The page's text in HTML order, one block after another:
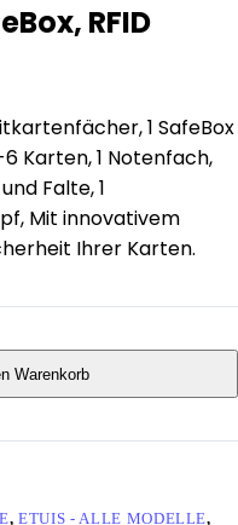
RFID
1 SafeBox
Karten, 1 Notenfach,
Falte, 1
Mit innovativem
Ihrer Karten.
Warenkorb
,ETUIS - ALLE MODELLE,